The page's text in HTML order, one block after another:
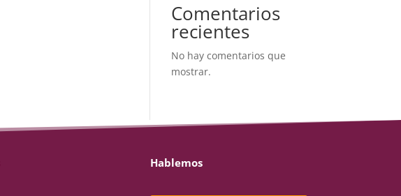
Comentarios
recientes
No hay comentarios que
mostrar.
Hablemos